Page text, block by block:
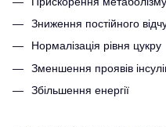
Зниження постійного
Нормалізація рівня цукру
Зменшення проявів
Збільшення енергії